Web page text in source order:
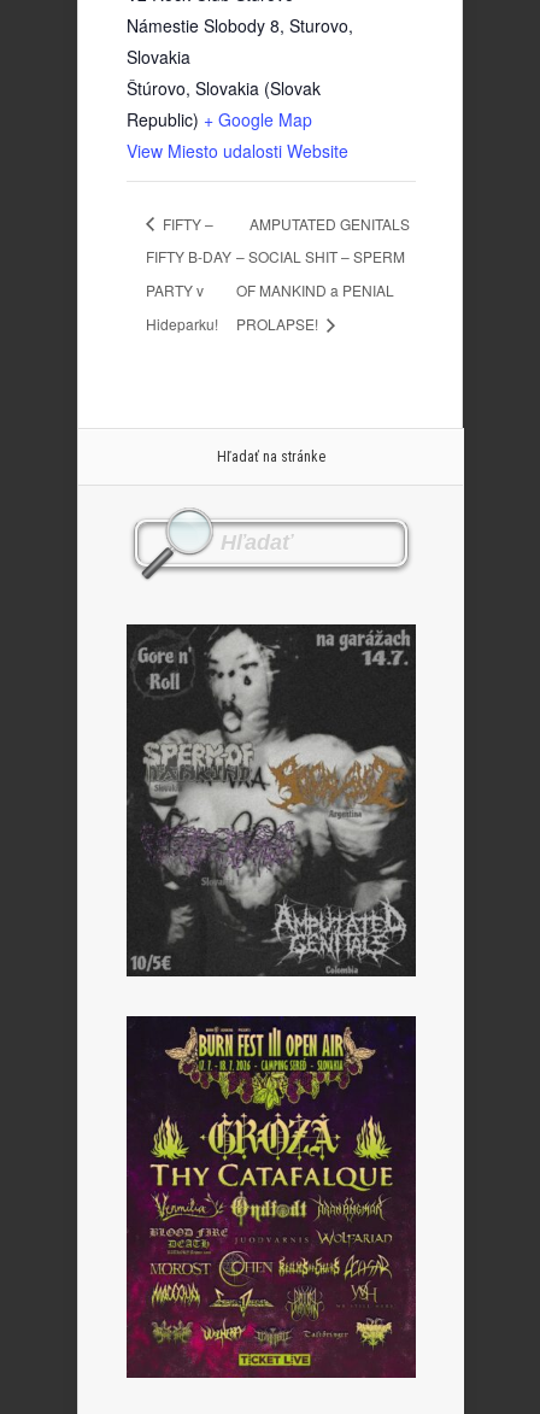
Námestie Slobody 8, Sturovo,
Slovakia
Štúrovo, Slovakia (Slovak
Republic) + Google Map
View Miesto udalosti Website
FIFTY –
FIFTY B-DAY
PARTY v
Hideparku!
AMPUTATED GENITALS
– SOCIAL SHIT – SPERM
OF MANKIND a PENIAL
PROLAPSE!
Hľadať na stránke